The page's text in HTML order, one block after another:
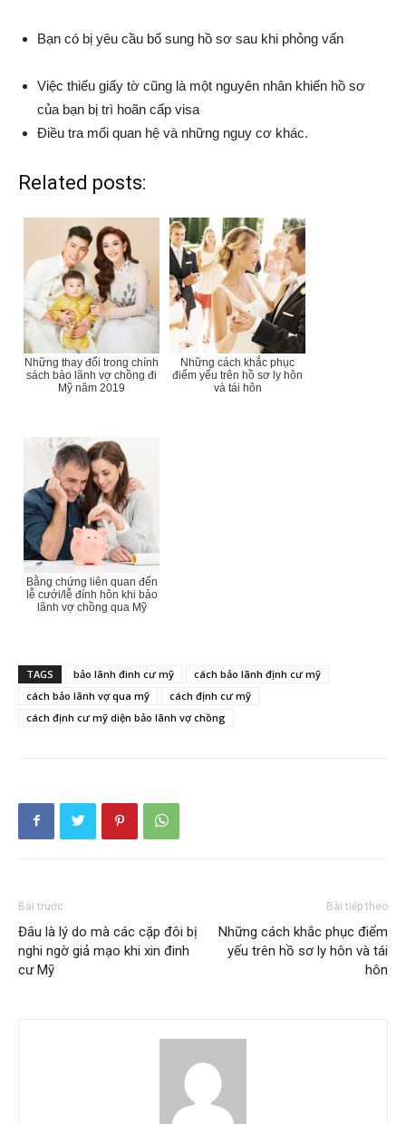
Bạn có bị yêu cầu bổ sung hồ sơ sau khi phỏng vấn
Việc thiếu giấy tờ cũng là một nguyên nhân khiến hồ sơ
của bạn bị trì hoãn cấp visa
Điều tra mối quan hệ và những nguy cơ khác.
Related posts:
Những thay đổi trong chính
sách bảo lãnh vợ chồng đi
Mỹ năm 2019
Những cách khắc phục
điểm yếu trên hồ sơ ly hôn
và tái hôn
Bằng chứng liên quan đến
lễ cưới/lễ đính hôn khi bảo
lãnh vợ chồng qua Mỹ
TAGS bảo lãnh đinh cư mỹ
cách bảo lãnh định cư mỹ
cách bảo lãnh vợ qua mỹ
cách định cư mỹ
cách định cư mỹ diện bảo lãnh vợ chồng
Bài trước
Đâu là lý do mà các cặp đôi bị
nghi ngờ giả mạo khi xin đinh
cư Mỹ
Bài tiếp theo
Những cách khắc phục điểm
yếu trên hồ sơ ly hôn và tái
hôn